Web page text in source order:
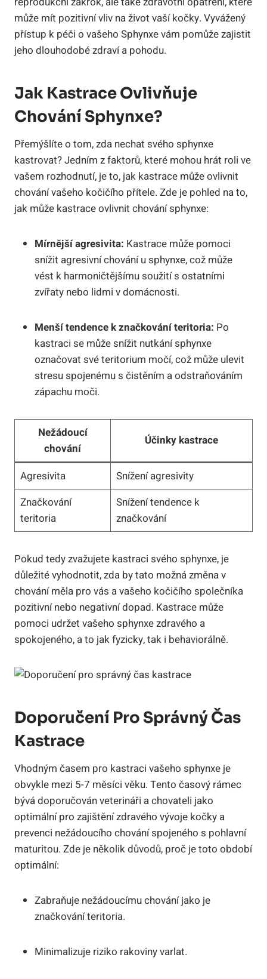
může mít pozitivní vliv na život vaší kočky. Vyvážený
přístup k péči o vašeho Sphynxe vám pomůže zajistit
jeho dlouhodobé zdraví a pohodu.
Jak Kastrace Ovlivňuje
Chování Sphynxe?
Přemýšlíte o tom, zda nechat svého sphynxe
kastrovat? Jedním z faktorů, které mohou hrát roli ve
vašem rozhodnutí, je to, jak kastrace může ovlivnit
chování vašeho kočičího přítele. Zde je pohled na to,
jak může kastrace ovlivnit chování sphynxe:
Mírnější agresivita: Kastrace může pomoci
snížit agresivní chování u sphynxe, což může
vést k harmoničtějšímu soužití s ostatními
zvířaty nebo lidmi v domácnosti.
Menší tendence k značkování teritoria: Po
kastraci se může snížit nutkání sphynxe
označovat své teritorium močí, což může ulevit
stresu spojenému s čistěním a odstraňováním
zápachu moči.
Nežádoucí
chování
Účinky kastrace
Agresivita
Snížení agresivity
Značkování
teritoria
Snížení tendence k
značkování
Pokud tedy zvažujete kastraci svého sphynxe, je
důležité vyhodnotit, zda by tato možná změna v
chování měla pro vás a vašeho kočičího společníka
pozitivní nebo negativní dopad. Kastrace může
pomoci udržet vašeho sphynxe zdravého a
spokojeného, a to jak fyzicky, tak i behaviorálně.
Doporučení Pro Správný Čas
Kastrace
Vhodným časem pro kastraci vašeho sphynxe je
obvykle mezi 5-7 měsíci věku. Tento časový rámec
bývá doporučován veterináři a chovateli jako
optimální pro zajištění zdravého vývoje kočky a
prevenci nežádoucího chování spojeného s pohlavní
maturitou. Zde je několik důvodů, proč je toto období
optimální:
Zabraňuje nežádoucímu chování jako je
značkování teritoria.
Minimalizuje riziko rakoviny varlat.